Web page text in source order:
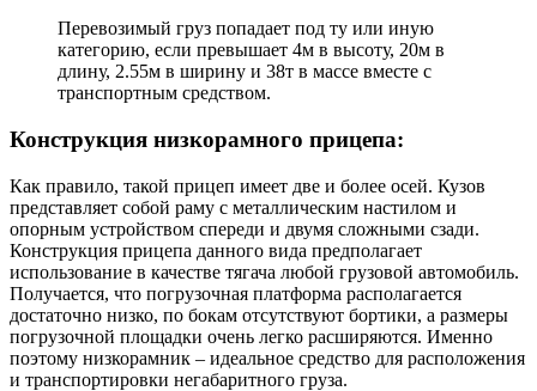
Перевозимый груз попадает под ту или иную
категорию, если превышает 4м в высоту, 20м в
длину, 2.55м в ширину и 38т в массе вместе с
транспортным средством.
Конструкция низкорамного прицепа:
Как правило, такой прицеп имеет две и более осей. Кузов
представляет собой раму с металлическим настилом и
опорным устройством спереди и двумя сложными сзади.
Конструкция прицепа данного вида предполагает
использование в качестве тягача любой грузовой автомобиль.
Получается, что погрузочная платформа располагается
достаточно низко, по бокам отсутствуют бортики, а размеры
погрузочной площадки очень легко расширяются. Именно
поэтому низкорамник – идеальное средство для расположения
и транспортировки негабаритного груза.